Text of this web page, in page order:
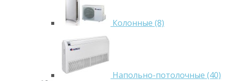
Колонные (8)
Напольно-потолочные (40)